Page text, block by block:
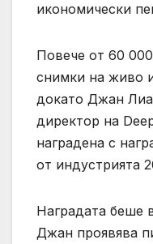
икономически
Повече от 60
снимки на живо
докато Джан
директор на
наградена с
от индустрията
Наградата беше
Джан проявява